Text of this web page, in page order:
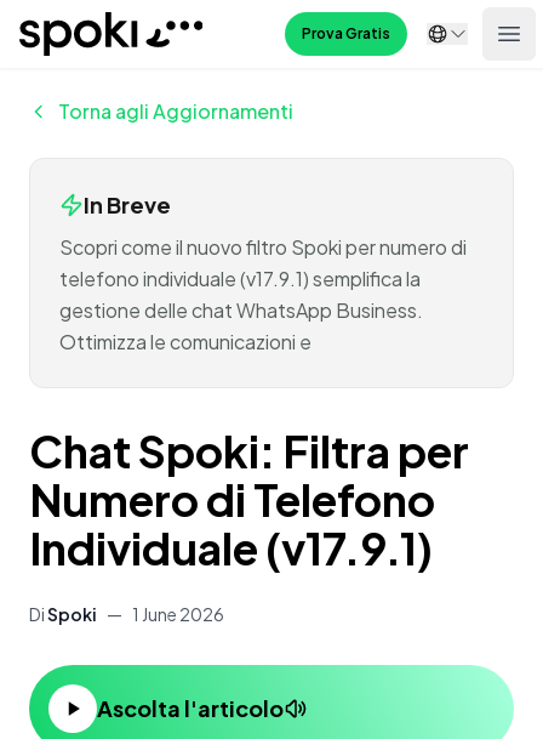
Spoki Prova Gratis
Torna agli Aggiornamenti
In Breve
Scopri come il nuovo filtro Spoki per numero di
telefono individuale (v17.9.1) semplifica la
gestione delle chat WhatsApp Business.
Ottimizza le comunicazioni e
Chat Spoki: Filtra per
Numero di Telefono
Individuale (v17.9.1)
DiSpoki — 1 June 2026
Ascolta l'articolo